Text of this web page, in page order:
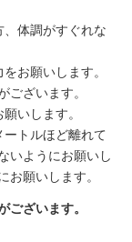
体調がすぐれな
お願いします。
ございます。
いします。
トルほど離れて
いようにお願いし
お願いします。
ざいます。